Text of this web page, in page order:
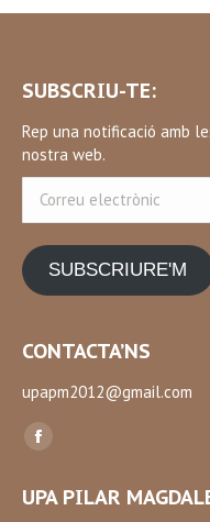
SUBSCRIU-TE:
Rep una notificació amb
nostra web.
electrònic
SUBSCRIURE'M
CONTACTA’NS
upapm2012@gmail.com
Find us on:
Facebook
opens
UPA PILAR